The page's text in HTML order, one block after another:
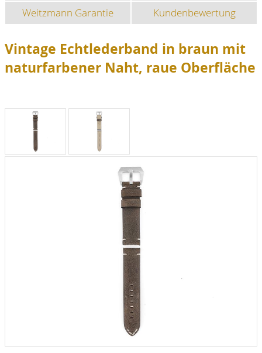
Weitzmann Garantie
Kundenbewertung
Vintage Echtlederband in braun mit
naturfarbener Naht, raue Oberfläche